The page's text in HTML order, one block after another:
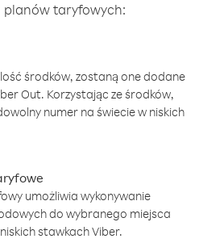
taryfowych:
środków, zostaną one dodane
Out. Korzystając ze środków,
numer na świecie w niskich
umożliwia wykonywanie
do wybranego miejsca
stawkach Viber.